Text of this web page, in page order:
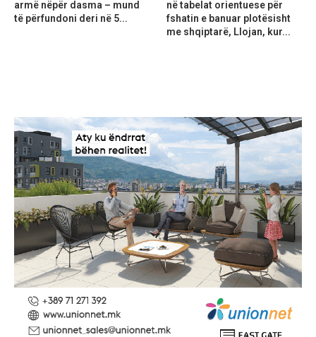
armë nëpër dasma – mund
të përfundoni deri në 5...
në tabelat orientuese për
fshatin e banuar plotësisht
me shqiptarë, Llojan, kur...